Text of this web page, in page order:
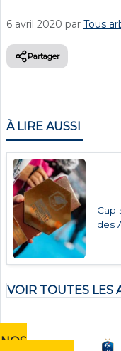
6 avril 2020 par Tous
Partager
À LIRE AUSSI
Cap
des
VOIR TOUTES LES
NOS